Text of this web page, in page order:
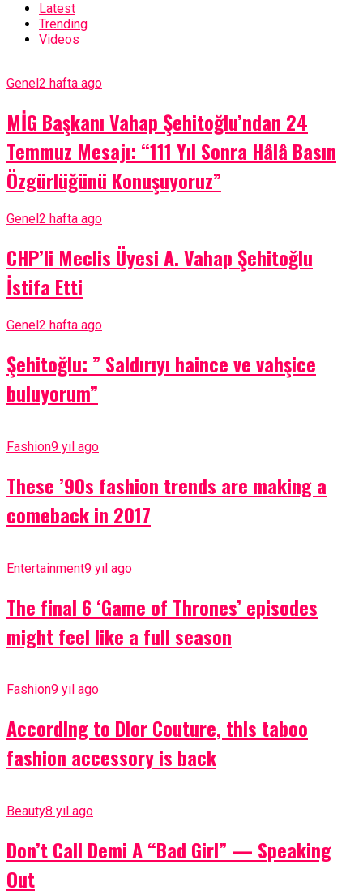
Latest
Trending
Videos
Genel 2 hafta ago
MİG Başkanı Vahap Şehitoğlu’ndan 24
Temmuz Mesajı: “111 Yıl Sonra Hâlâ Basın
Özgürlüğünü Konuşuyoruz”
Genel 2 hafta ago
CHP’li Meclis Üyesi A. Vahap Şehitoğlu
İstifa Etti
Genel2 hafta ago
Şehitoğlu: ” Saldırıyı haince ve vahşice
buluyorum”
Fashion9 yıl ago
These ’90s fashion trends are making a
comeback in 2017
Entertainment9 yıl ago
The final 6 ‘Game of Thrones’ episodes
might feel like a full season
Fashion9 yıl ago
According to Dior Couture, this taboo
fashion accessory is back
Beauty8 yıl ago
Don’t Call Demi A “Bad Girl” — Speaking
Out